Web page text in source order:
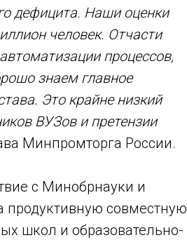
дефицита. Наши оценки
человек. Отчасти
процессов,
знаем главное
Это крайне низкий
ВУЗов и претензии
Минпромторга России.
с Минобрнауки и
продуктивную совместную
школ и образовательно-